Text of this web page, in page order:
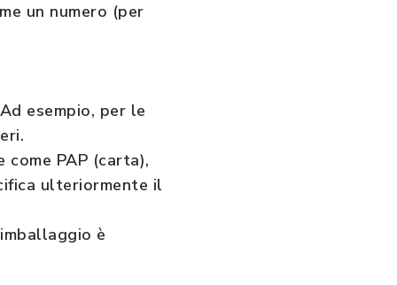
un numero (per
esempio, per le
PAP (carta),
ulteriormente il
è